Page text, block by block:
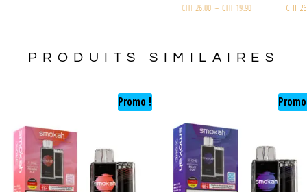
19.90
–
CHF26.00
PRODUITS SIMILAIRES
Promo !